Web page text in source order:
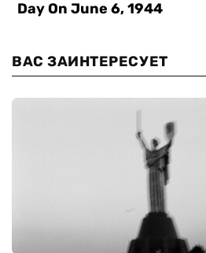
ВАС ЗАИНТЕРЕСУЕТ